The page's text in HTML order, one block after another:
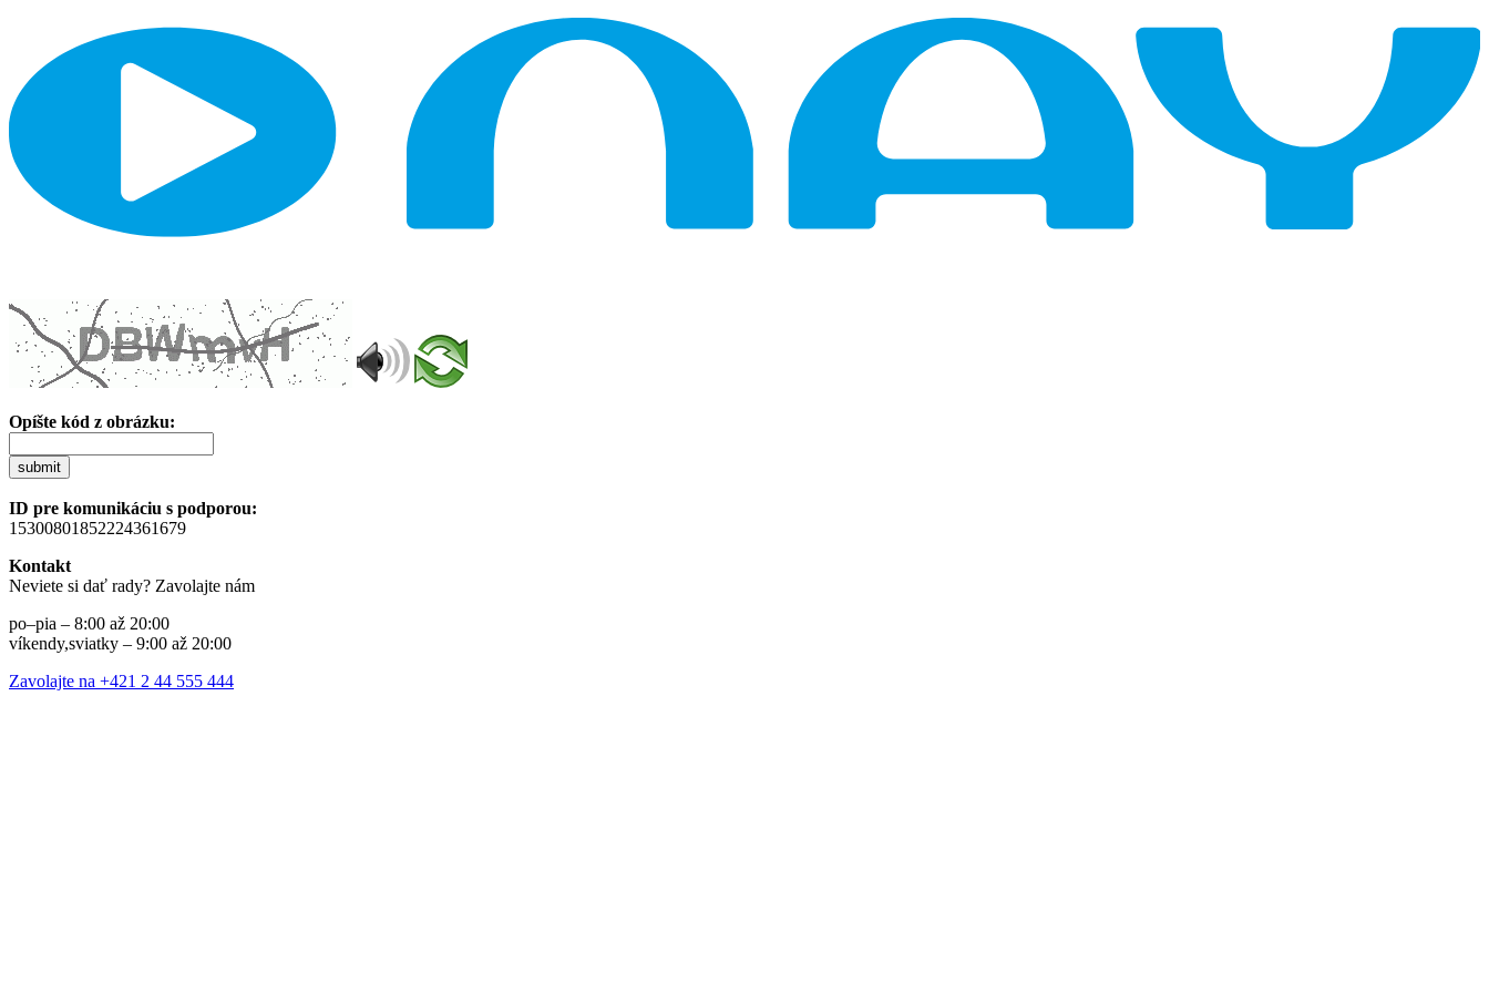
Opíšte kód z obrázku:
submit
ID pre komunikáciu s podporou:
15300801852224361679
Kontakt
Neviete si dať rady? Zavolajte nám
po–pia – 8:00 až 20:00
víkendy,sviatky – 9:00 až 20:00
Zavolajte na +421 2 44 555 444